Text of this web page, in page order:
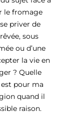
le fromage
priver de
sous
ou d’une
la vie en
? Quelle
pour ma
quand il
raison.